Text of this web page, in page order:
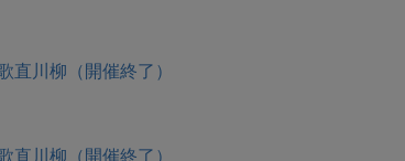
直川柳（開催終了）
直川柳（開催終了）